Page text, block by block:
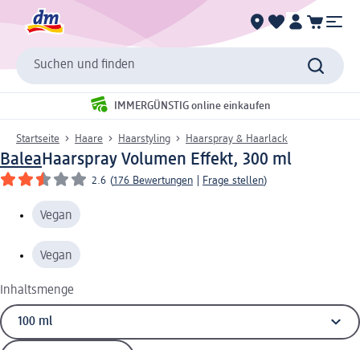
Suchen und finden
IMMERGÜNSTIG online einkaufen
Startseite Haare Haarstyling Haarspray & Haarlack
Balea Haarspray Volumen Effekt, 300 ml
2.6 (176 Bewertungen Frage stellen)
Vegan
Vegan
Inhaltsmenge